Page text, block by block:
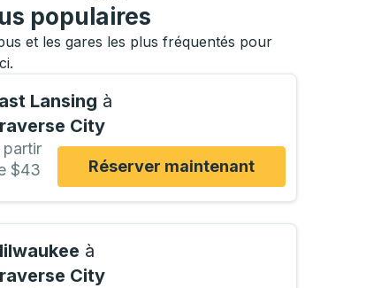
populaires
et les gares les plus fréquentés pour
Lansing à
City
partir
$43
Réserver maintenant
à
City